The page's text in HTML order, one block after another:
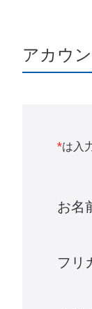
アカウ
*は入
お名
フリ